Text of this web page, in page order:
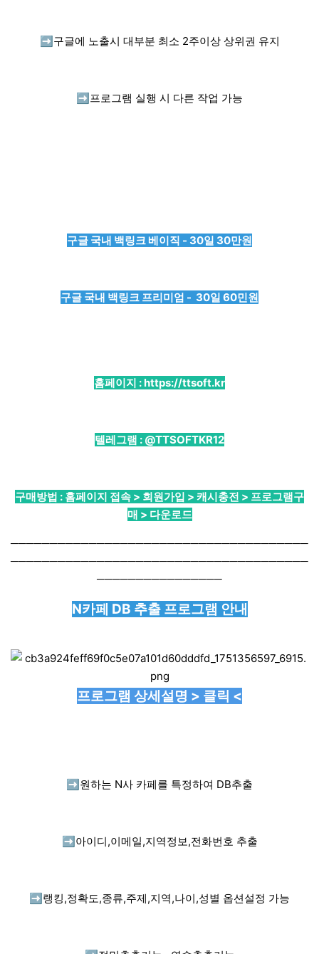
➡️ 구글에 노출시 대부분 최소 2주이상 상위권 유지
➡️ 프로그램 실행 시 다른 작업 가능
구글 국내 백링크 베이직 - 30일 30만원
구글 국내 백링크 프리미엄 - 30일 60민원
홈페이지 :https://ttsoft.kr
텔레그램 : @TTSOFTKR12
구매방법 : 홈페이지 접속 > 회원가입 > 캐시충전 > 프로그램구
매 > 다운로드
──────────────────────────────────────
──────────────────────────────────────
────────────────
N카페 DB 추출 프로그램 안내
프로그램 상세설명 > 클릭 <
➡️ 원하는 N사 카페를 특정하여 DB추출
➡️ 아이디,이메일,지역정보,전화번호 추출
➡️ 랭킹,정확도,종류,주제,지역,나이,성별 옵션설정 가능